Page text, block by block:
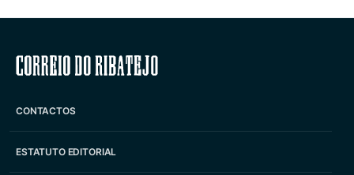
Correio do Ribatejo
CONTACTOS
ESTATUTO EDITORIAL